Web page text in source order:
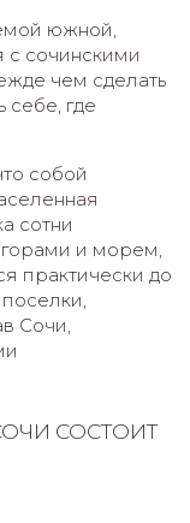
южной,
с сочинскими
чем сделать
себе, где
собой
сотни
и морем,
практически до
Сочи,
СОСТОИТ